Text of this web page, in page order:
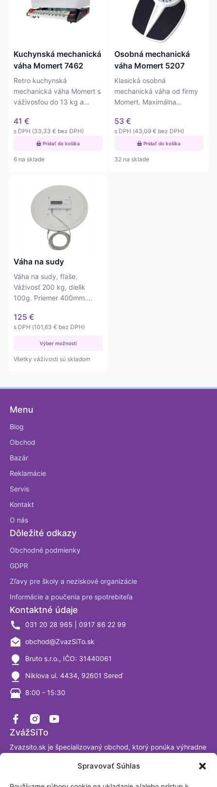
Spravovať Súhlas
Kuchynská mechanická
váha Momert 7462
Retro kuchynská
mechanická váha Momert s
váživosťou do 13 kg a
g. Váha má…
41 €
s DPH (33,33 € bez DPH)
Pridať do košíka
6 na sklade
Osobná mechanická
váha Momert 5207
Klasická osobná
mechanická váha od firmy
Momert. Maximálna
presnosťou na 1kg.
53 €
s DPH (43,09 € bez DPH)
Pridať do košíka
32 na sklade
Váha na sudy
Váha na sudy, fľaše.
Váživosť 200 kg, dielik
100g. Priemer 400mm.
125 €
s DPH (101,63 € bez DPH)
Výber možností
produkt
viacero
variantov.
môžete
na
stránke
produktu.
Všetky váživosti sú skladom
Menu
Blog
Obchod
Bazár
Reklamácie
Servis
Kontakt
O nás
Dôležité odkazy
Obchodné podmienky
GDPR
Zľavy pre školy a neziskové organizácie
Informácie a poučenia pre spotrebiteľa
ZvážSiTo
Zvazsito.sk je špecializovaný obchod, ktorý ponúka výhradne
predaju digitálnych váh už viac ako 30 rokov a sme
Kontaktné údaje
031 20 28 965 | 0917 86 22 99
obchod@ZvazSiTo.sk
Bruto s.r.o., IČO: 31440061
Niklova ul. 4434, 92601 Sereď
8:00 - 15:30